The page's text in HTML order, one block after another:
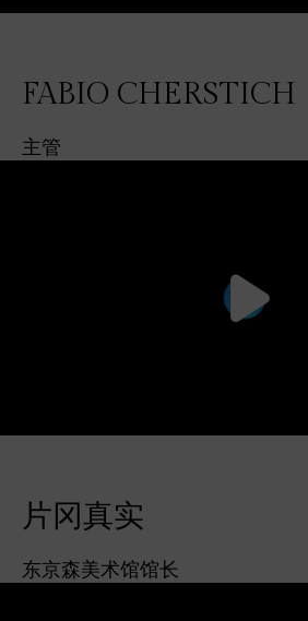
FABIO CHERSTICH
主管
片冈真实
东京森美术馆馆长